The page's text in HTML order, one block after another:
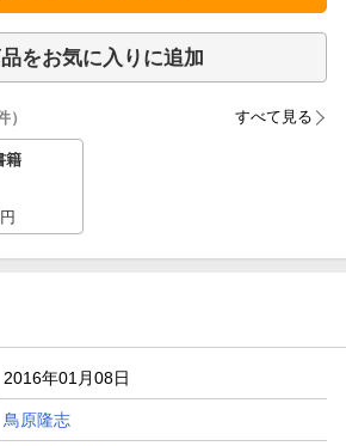
をお気に入りに追加
） すべて見る
籍
円
2016年01月08日
鳥原隆志